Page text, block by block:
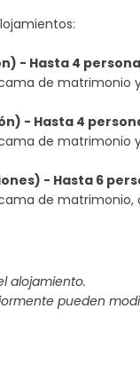
- Hasta 4
de matrimonio
- Hasta 4
de matrimonio
- Hasta 6
de
alojamiento.
pueden